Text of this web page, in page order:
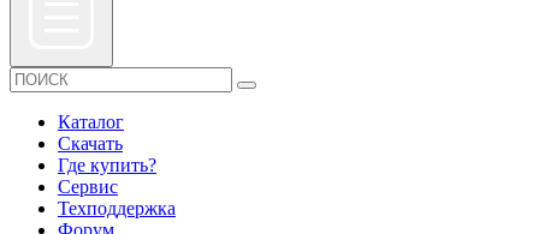
Каталог
Скачать
Где купить?
Сервис
Техподдержка